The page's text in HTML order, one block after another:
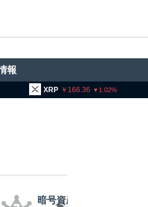
報
BNB 94,149.3
アーサー・ヘイズ、AIバ